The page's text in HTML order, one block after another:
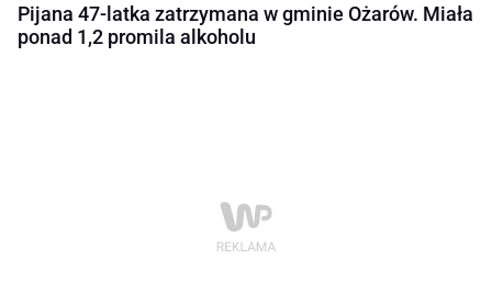
Pijana 47-latka zatrzymana w gminie Ożarów. Miała
ponad 1,2 promila alkoholu